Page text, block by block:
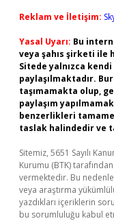
Reklam ve İletişim:
Yasal Uyarı: Bu
veya şahıs şirketi ile
Sitede yalnızca kendi
paylaşılmaktadır.
taşımamakta olup,
paylaşım
benzerlikleri
taslak halindedir ve
Sitemiz, 5651 Sayılı
Kurumu (BTK)
vermektedir. Bu
veya araştırma
yazdıkları içeriklerin
bu sorumluluğu kabul